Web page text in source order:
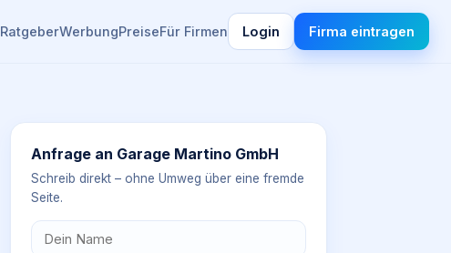
RatgeberWerbungPreiseFür Firmen Login Firma eintragen
Anfrage an Garage Martino GmbH
Schreib direkt – ohne Umweg über eine fremde
Seite.